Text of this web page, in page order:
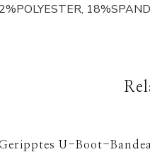
U-Boot-